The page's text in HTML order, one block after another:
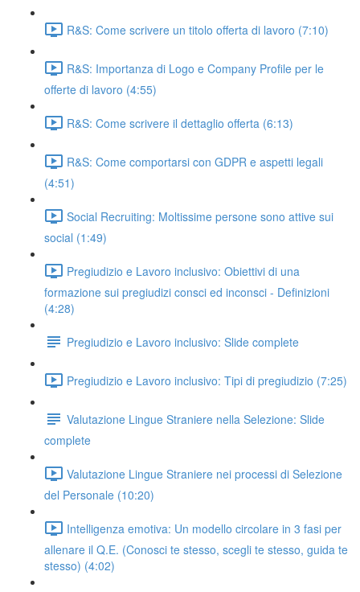
R&S: Come scrivere un titolo offerta di lavoro (7:10)
R&S: Importanza di Logo e Company Profile per le
offerte di lavoro (4:55)
R&S: Come scrivere il dettaglio offerta (6:13)
R&S: Come comportarsi con GDPR e aspetti legali
(4:51)
Social Recruiting: Moltissime persone sono attive sui
social (1:49)
Pregiudizio e Lavoro inclusivo: Obiettivi di una
formazione sui pregiudizi consci ed inconsci - Definizioni
(4:28)
Pregiudizio e Lavoro inclusivo: Slide complete
Pregiudizio e Lavoro inclusivo: Tipi di pregiudizio (7:25)
Valutazione Lingue Straniere nella Selezione: Slide
complete
Valutazione Lingue Straniere nei processi di Selezione
del Personale (10:20)
Intelligenza emotiva: Un modello circolare in 3 fasi per
allenare il Q.E. (Conosci te stesso, scegli te stesso, guida te
stesso) (4:02)